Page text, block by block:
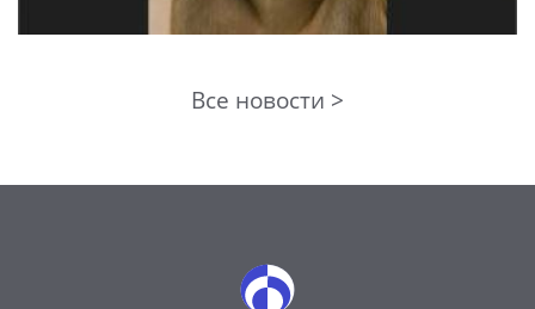
Все новости >